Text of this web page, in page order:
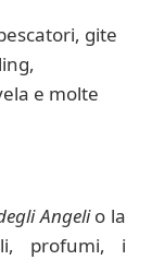
gite
e molte
Angelio la
profumi, i